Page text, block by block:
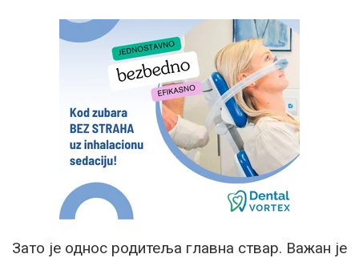
Зато је однос родитеља главна ствар. Важан је